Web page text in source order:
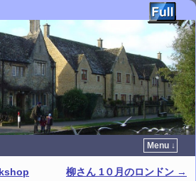
Menu ↓
柳さん 1０月のロンドン →